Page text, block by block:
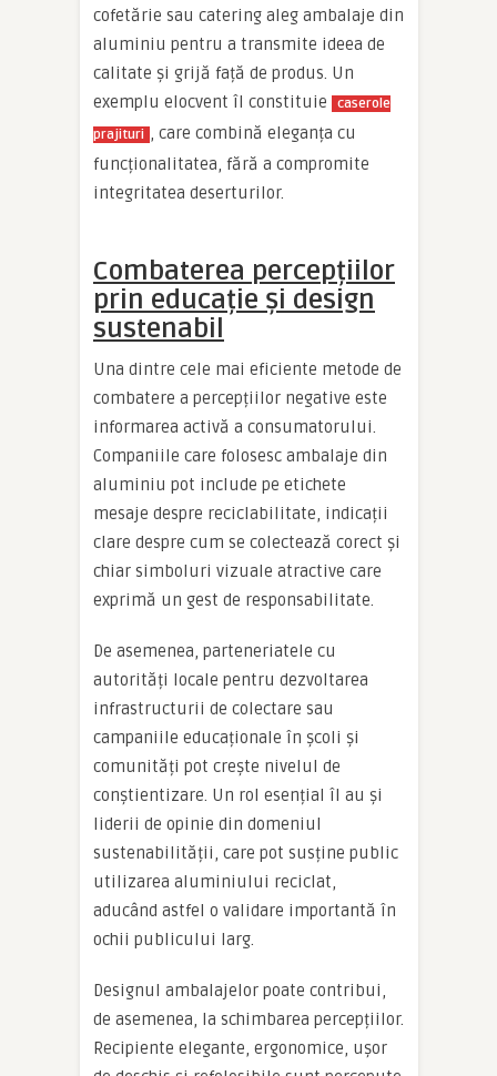
cofetărie sau catering aleg ambalaje din
aluminiu pentru a transmite ideea de
calitate și grijă față de produs. Un
exemplu elocvent îl constituie
caserole
prajituri , care combină eleganța cu
funcționalitatea, fără a compromite
integritatea deserturilor.
Combaterea percepțiilor
prin educație și design
sustenabil
Una dintre cele mai eficiente metode de
combatere a percepțiilor negative este
informarea activă a consumatorului.
Companiile care folosesc ambalaje din
aluminiu pot include pe etichete
mesaje despre reciclabilitate, indicații
clare despre cum se colectează corect și
chiar simboluri vizuale atractive care
exprimă un gest de responsabilitate.
De asemenea, parteneriatele cu
autorități locale pentru dezvoltarea
infrastructurii de colectare sau
campaniile educaționale în școli și
comunități pot crește nivelul de
conștientizare. Un rol esențial îl au și
liderii de opinie din domeniul
sustenabilității, care pot susține public
utilizarea aluminiului reciclat,
aducând astfel o validare importantă în
ochii publicului larg.
Designul ambalajelor poate contribui,
de asemenea, la schimbarea percepțiilor.
Recipiente elegante, ergonomice, ușor